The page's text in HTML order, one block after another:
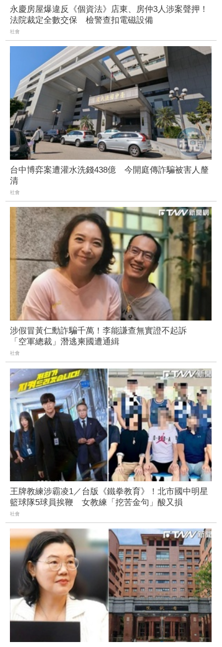
永慶房屋爆違反《個資法》店東、房仲3人涉案聲押！
法院裁定全數交保 檢警查扣電磁設備
社會
台中博弈案遭灌水洗錢438億 今開庭傳詐騙被害人釐
清
社會
涉假冒黃仁勳詐騙千萬！李能謙查無實證不起訴
「空軍總裁」潛逃柬國遭通緝
社會
王牌教練涉霸凌1／台版《鐵拳教育》！北市國中明星
籃球隊5球員挨鞭 女教練「挖苦金句」酸又損
社會